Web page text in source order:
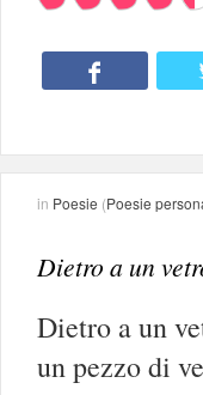
in Poesie (Poesie
Dietro a un
Dietro a un
un pezzo di